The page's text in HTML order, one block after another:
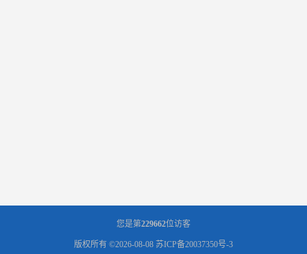
您是第229662位访客
版权所有 ©2026-08-08 苏ICP备20037350号-3